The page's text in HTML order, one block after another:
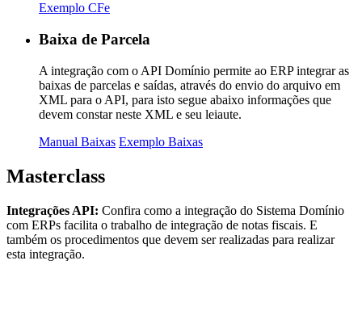
Exemplo CFe
Baixa de Parcela
A integração com o API Domínio permite ao ERP integrar as
baixas de parcelas e saídas, através do envio do arquivo em
XML para o API, para isto segue abaixo informações que
devem constar neste XML e seu leiaute.
Manual Baixas Exemplo Baixas
Masterclass
Integrações API: Confira como a integração do Sistema Domínio
com ERPs facilita o trabalho de integração de notas fiscais. E
também os procedimentos que devem ser realizadas para realizar
esta integração.